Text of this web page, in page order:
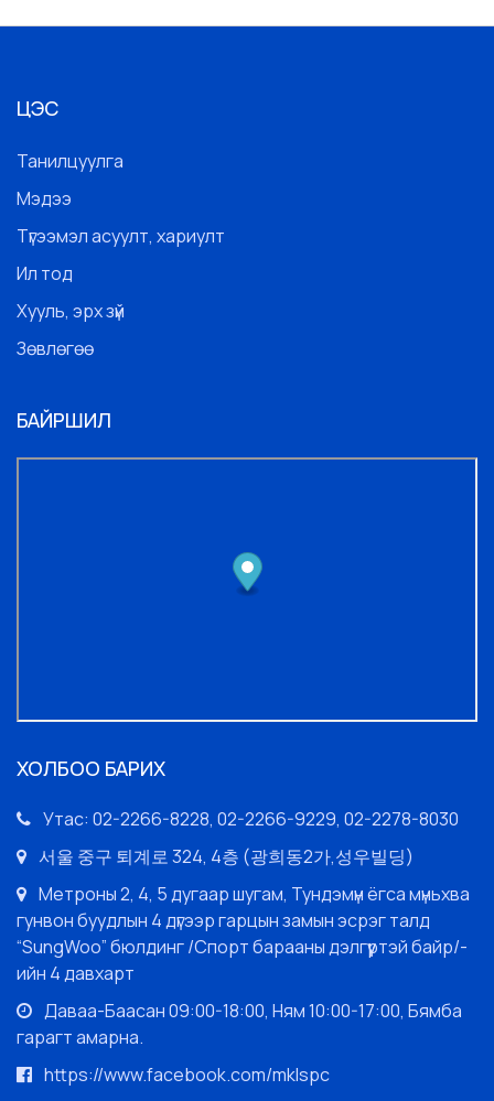
ЦЭС
Танилцуулга
Мэдээ
Түгээмэл асуулт, хариулт
Ил тод
Хууль, эрх зүй
Зөвлөгөө
БАЙРШИЛ
ХОЛБОО БАРИХ
Утас: 02-2266-8228, 02-2266-9229, 02-2278-8030
서울 중구 퇴계로 324, 4층 (광희동2가,성우빌딩)
Метроны 2, 4, 5 дугаар шугам, Тундэмүн ёгса мүньхва
гунвон буудлын 4 дүгээр гарцын замын эсрэг талд
“SungWoo” бюлдинг /Спорт барааны дэлгүүртэй байр/-
ийн 4 давхарт
Даваа-Баасан 09:00-18:00, Ням 10:00-17:00, Бямба
гарагт амарна.
https://www.facebook.com/mklspc